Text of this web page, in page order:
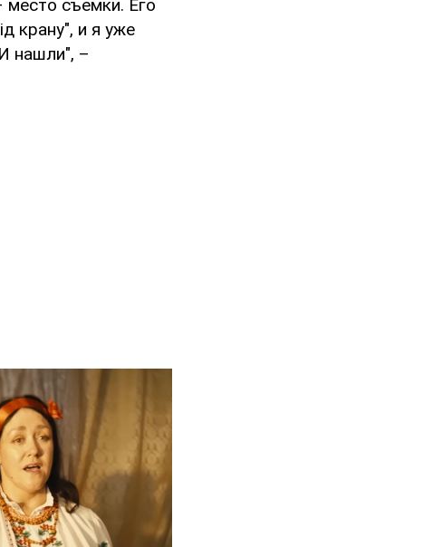
место съемки. Его
крану", и я уже
нашли", –